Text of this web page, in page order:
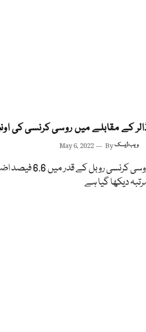
کے مقابلے میں روسی کرنسی کی
May 6, 2022 Byویب ڈیسک
روسی کرنسی
دیکھا گیا ہے